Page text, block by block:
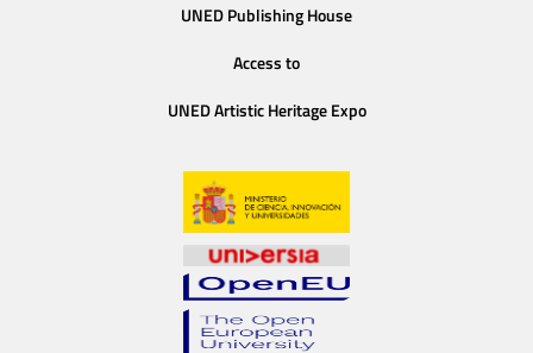
UNED Publishing House
Access to
UNED Artistic Heritage Expo